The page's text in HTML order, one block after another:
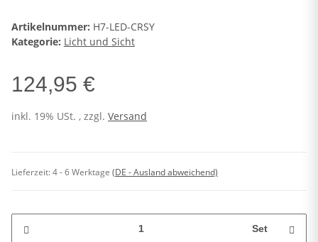
Artikelnummer: H7-LED-CRSY
Kategorie: Licht und Sicht
124,95 €
inkl. 19% USt. , zzgl. Versand
Lieferzeit:4 - 6 Werktage (DE - Ausland abweichend)
Set